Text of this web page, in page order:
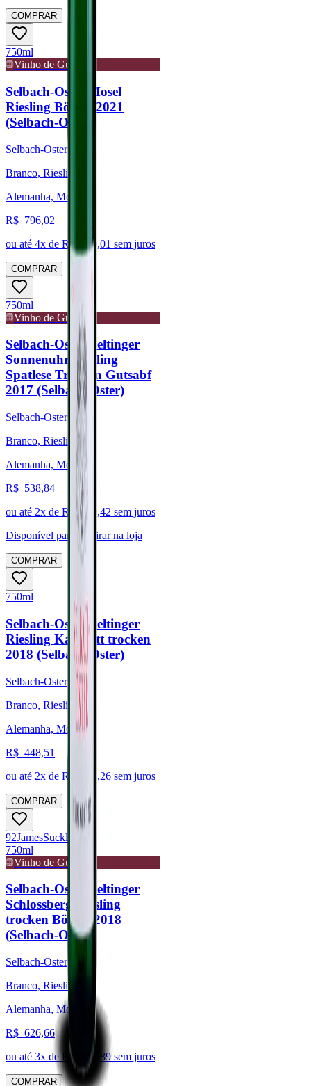
COMPRAR
750ml
Vinho de Guarda
Selbach-Oster Mosel
Riesling Bömer 2021
(Selbach-Oster)
Selbach-Oster
Branco, Riesling
Alemanha, Mosel
R$ 796,02
ou até 4x de R$ 199,01 sem juros
COMPRAR
750ml
Vinho de Guarda
Selbach-Oster Zeltinger
Sonnenuhr Riesling
Spatlese Trocken Gutsabf
2017 (Selbach-Oster)
Selbach-Oster
Branco, Riesling
Alemanha, Mosel
R$ 538,84
ou até 2x de R$ 269,42 sem juros
Disponível para:
Retirar na loja
COMPRAR
750ml
Selbach-Oster Zeltinger
Riesling Kabinett trocken
2018 (Selbach-Oster)
Selbach-Oster
Branco, Riesling
Alemanha, Mosel
R$ 448,51
ou até 2x de R$ 224,26 sem juros
COMPRAR
92JamesSuckling
750ml
Vinho de Guarda
Selbach-Oster Zeltinger
Schlossberg Riesling
trocken Bömer 2018
(Selbach-Oster)
Selbach-Oster
Branco, Riesling
Alemanha, Mosel
R$ 626,66
ou até 3x de R$ 208,89 sem juros
COMPRAR